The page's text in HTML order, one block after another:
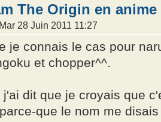
The Origin en anime
28 Juin 2011 11:27
je connais le cas pour
et chopper^^.
j'ai dit que je croyais que
que le nom me